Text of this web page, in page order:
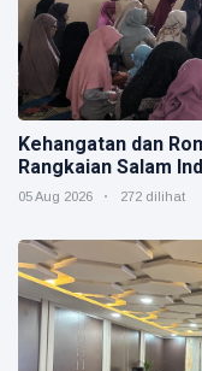
Kehangatan dan
Rangkaian Salam
05 Aug 2026 272 dilihat